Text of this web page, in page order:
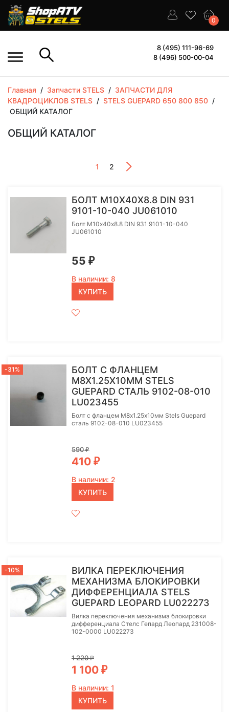
0
8 (495) 111-96-69
8 (496) 500-00-04
Главная / Запчасти STELS / ЗАПЧАСТИ ДЛЯ
КВАДРОЦИКЛОВ STELS / STELS GUEPARD 650 800 850 /
ОБЩИЙ КАТАЛОГ
ОБЩИЙ КАТАЛОГ
1 2
БОЛТ М10Х40Х8.8 DIN 931
9101-10-040 JU061010
Болт М10х40х8.8 DIN 931 9101-10-040
JU061010
55 ₽
В наличии: 8
КУПИТЬ
-31%
БОЛТ С ФЛАНЦЕМ
M8Х1.25Х10ММ STELS
GUEPARD СТАЛЬ 9102-08-010
LU023455
Болт с фланцем M8х1.25х10мм Stels Guepard
сталь 9102-08-010 LU023455
590₽
410 ₽
В наличии: 2
КУПИТЬ
-10%
ВИЛКА ПЕРЕКЛЮЧЕНИЯ
МЕХАНИЗМА БЛОКИРОВКИ
ДИФФЕРЕНЦИАЛА STELS
GUEPARD LEOPARD LU022273
Вилка переключения механизма блокировки
дифференциала Стелс Гепард Леопард 231008-
102-0000 LU022273
1 220₽
1 100 ₽
В наличии: 1
КУПИТЬ